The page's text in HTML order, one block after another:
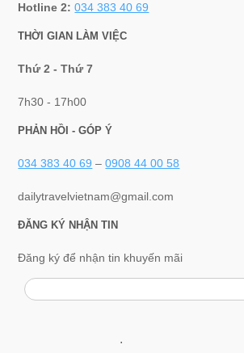
Hotline 2:034 383 40 69
THỜI GIAN LÀM VIỆC
Thứ 2 - Thứ 7
7h30 - 17h00
PHẢN HỒI - GÓP Ý
034 383 40 69 –0908 44 00 58
dailytravelvietnam@gmail.com
ĐĂNG KÝ NHẬN TIN
Đăng ký để nhận tin khuyến mãi
.